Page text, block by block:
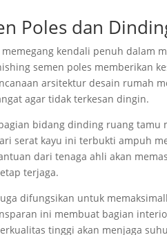
Poles dan
kendali penuh dalam
semen poles memberikan
arsitektur desain rumah
agar tidak terkesan dingin.
bidang dinding ruang
serat kayu ini terbukti ampuh
dari tenaga ahli akan
terjaga.
difungsikan untuk
ini membuat bagian
tinggi akan menjaga